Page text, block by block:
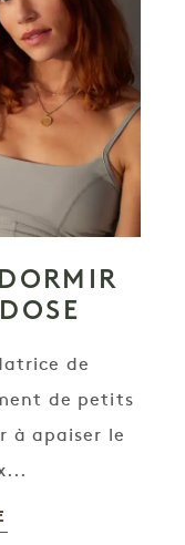
de
de petits
à apaiser le